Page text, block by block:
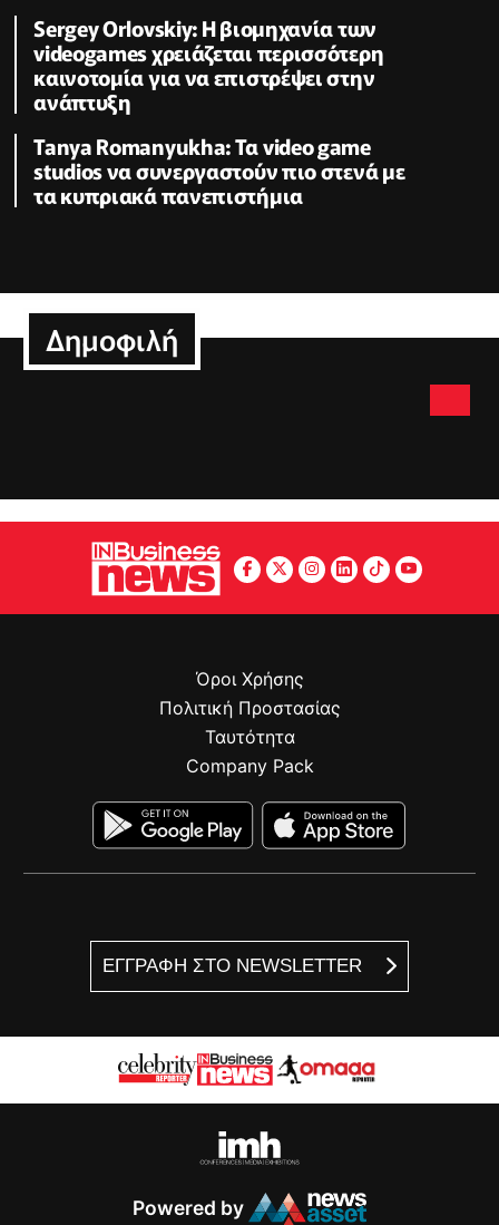
Sergey Orlovskiy: Η βιομηχανία των
videogames χρειάζεται περισσότερη
καινοτομία για να επιστρέψει στην
ανάπτυξη
Tanya Romanyukha: Τα video game
studios να συνεργαστούν πιο στενά με
τα κυπριακά πανεπιστήμια
Δημοφιλή
ΕΓΓΡΑΦΗ ΣΤΟ NEWSLETTER
Όροι Χρήσης
Πολιτική Προστασίας
Ταυτότητα
Company Pack
Powered by